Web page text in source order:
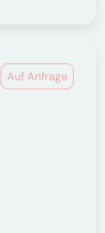
Auf Anfrage